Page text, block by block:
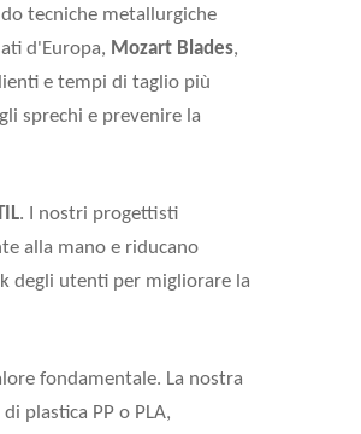
tecniche metallurgiche
d'Europa, Mozart Blades,
e tempi di taglio più
sprechi e prevenire la
. I nostri progettisti
alla mano e riducano
degli utenti per migliorare la
fondamentale. La nostra
plastica PP o PLA,